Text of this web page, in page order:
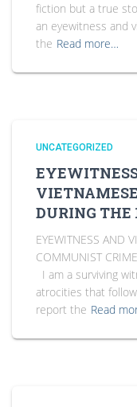
fiction but a true
an eyewitness and
the Read more…
UNCATEGORIZED
DURING THE
EYEWITNESS AND
COMMUNIST
I am a surviving
atrocities that
report the Read